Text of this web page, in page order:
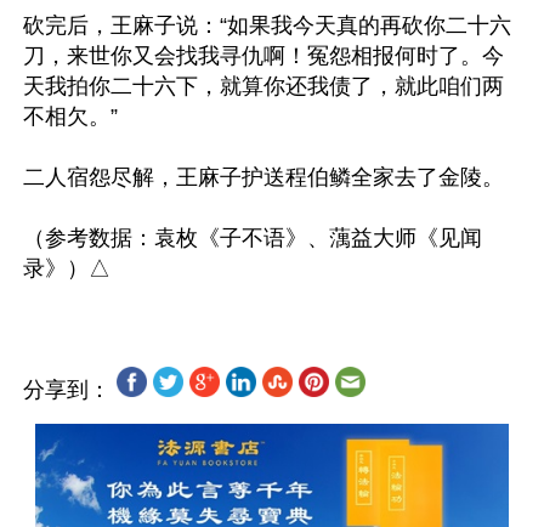
砍完后，王麻子说：“如果我今天真的再砍你二十六
刀，来世你又会找我寻仇啊！冤怨相报何时了。今
天我拍你二十六下，就算你还我债了，就此咱们两
不相欠。”
二人宿怨尽解，王麻子护送程伯鳞全家去了金陵。
（参考数据：袁枚《子不语》、蕅益大师《见闻
分享到：